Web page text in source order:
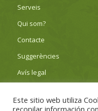
Serveis
Qui som?
Contacte
Suggerències
Avís legal
Política de cookies
Este sitio web utiliza
recopilar información